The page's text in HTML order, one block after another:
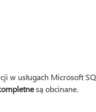
w usługach Microsoft
są obcinane.